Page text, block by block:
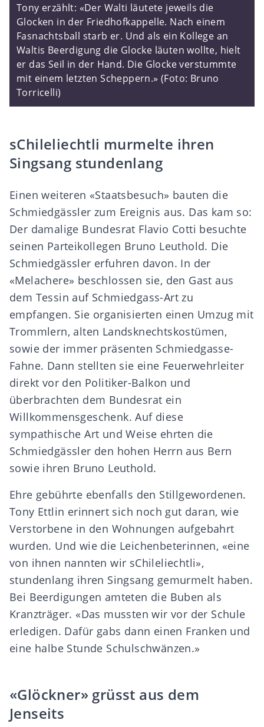
Tony erzählt: «Der Walti läutete jeweils die
Glocken in der Friedhofkappelle. Nach einem
Fasnachtsball starb er. Und als ein Kollege an
Waltis Beerdigung die Glocke läuten wollte, hielt
er das Seil in der Hand. Die Glocke verstummte
mit einem letzten Scheppern.» (Foto: Bruno
Torricelli)
sChileliechtli murmelte ihren
Singsang stundenlang
Einen weiteren «Staatsbesuch» bauten die
Schmiedgässler zum Ereignis aus. Das kam so:
Der damalige Bundesrat Flavio Cotti besuchte
seinen Parteikollegen Bruno Leuthold. Die
Schmiedgässler erfuhren davon. In der
«Melachere» beschlossen sie, den Gast aus
dem Tessin auf Schmiedgass-Art zu
empfangen. Sie organisierten einen Umzug mit
Trommlern, alten Landsknechtskostümen,
sowie der immer präsenten Schmiedgasse-
Fahne. Dann stellten sie eine Feuerwehrleiter
direkt vor den Politiker-Balkon und
überbrachten dem Bundesrat ein
Willkommensgeschenk. Auf diese
sympathische Art und Weise ehrten die
Schmiedgässler den hohen Herrn aus Bern
sowie ihren Bruno Leuthold.
Ehre gebührte ebenfalls den Stillgewordenen.
Tony Ettlin erinnert sich noch gut daran, wie
Verstorbene in den Wohnungen aufgebahrt
wurden. Und wie die Leichenbeterinnen, «eine
von ihnen nannten wir sChileliechtli»,
stundenlang ihren Singsang gemurmelt haben.
Bei Beerdigungen amteten die Buben als
Kranzträger. «Das mussten wir vor der Schule
erledigen. Dafür gabs dann einen Franken und
eine halbe Stunde Schulschwänzen.»
«Glöckner» grüsst aus dem
Jenseits